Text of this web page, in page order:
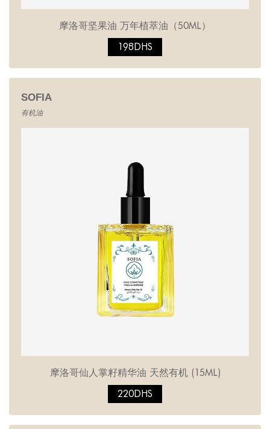
摩洛哥坚果油 万年植萃油（50ML）
198DHS
SOFIA
有机油
摩洛哥仙人掌籽精华油 天然有机 (15ML)
220DHS